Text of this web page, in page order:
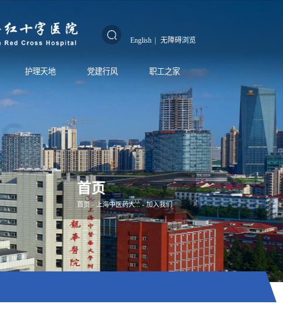
English | 无障碍浏览
护理天地 党建行风 职工之家
首页
首页-上海中医药大...-加入我们